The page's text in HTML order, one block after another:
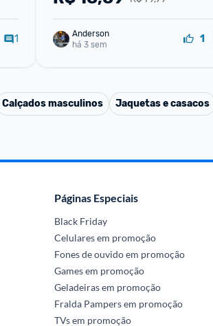
1
Anderson
há 3 sem
1
Calçados masculinos Jaquetas e casacos
Páginas Especiais
Black Friday
Celulares em promoção
Fones de ouvido em promoção
Games em promoção
Geladeiras em promoção
Fralda Pampers em promoção
TVs em promoção